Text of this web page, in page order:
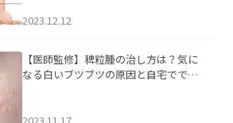
2023.12.12
【医師監修】稗粒腫の治し方は？気に
なる白いブツブツの原因と自宅ででき